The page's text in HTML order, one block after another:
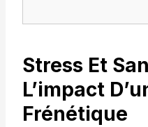
Stress Et
L’impact
Frénétique